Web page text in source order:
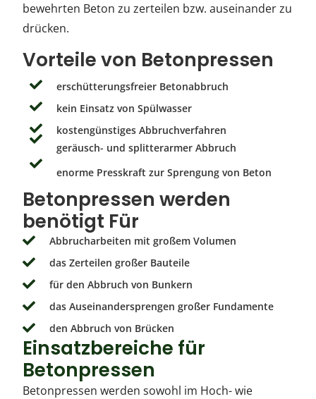
bewehrten Beton zu zerteilen bzw. auseinander zu
drücken.
Vorteile von Betonpressen
erschütterungsfreier Betonabbruch
kein Einsatz von Spülwasser
kostengünstiges Abbruchverfahren
geräusch- und splitterarmer Abbruch
enorme Presskraft zur Sprengung von Beton
Betonpressen werden
benötigt Für
Abbrucharbeiten mit großem Volumen
das Zerteilen großer Bauteile
für den Abbruch von Bunkern
das Auseinandersprengen großer Fundamente
den Abbruch von Brücken
Einsatzbereiche für
Betonpressen
Betonpressen werden sowohl im Hoch- wie